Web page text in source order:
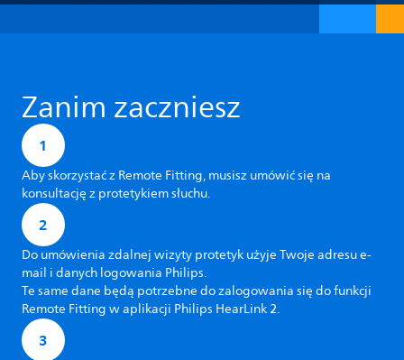
Zanim zaczniesz
1
Aby skorzystać z Remote Fitting, musisz umówić się na
konsultację z protetykiem słuchu.
2
Do umówienia zdalnej wizyty protetyk użyje Twoje adresu e-
mail i danych logowania Philips.
Te same dane będą potrzebne do zalogowania się do funkcji
Remote Fitting w aplikacji Philips HearLink 2.
3